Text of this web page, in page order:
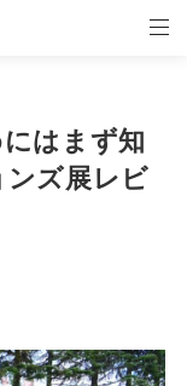
はまず知
ズ展レビ